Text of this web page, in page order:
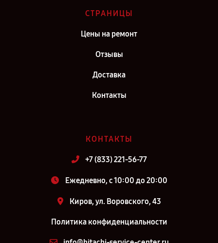
СТРАНИЦЫ
Цены на ремонт
Отзывы
Доставка
Контакты
КОНТАКТЫ
+7 (833) 221-56-77
Ежедневно, с 10:00 до 20:00
Киров, ул. Воровского, 43
Политика конфиденциальности